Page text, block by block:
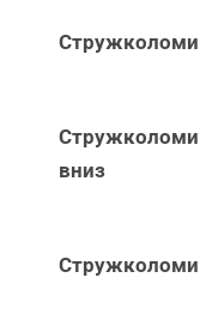
Стружколоми
вниз
Стружколоми